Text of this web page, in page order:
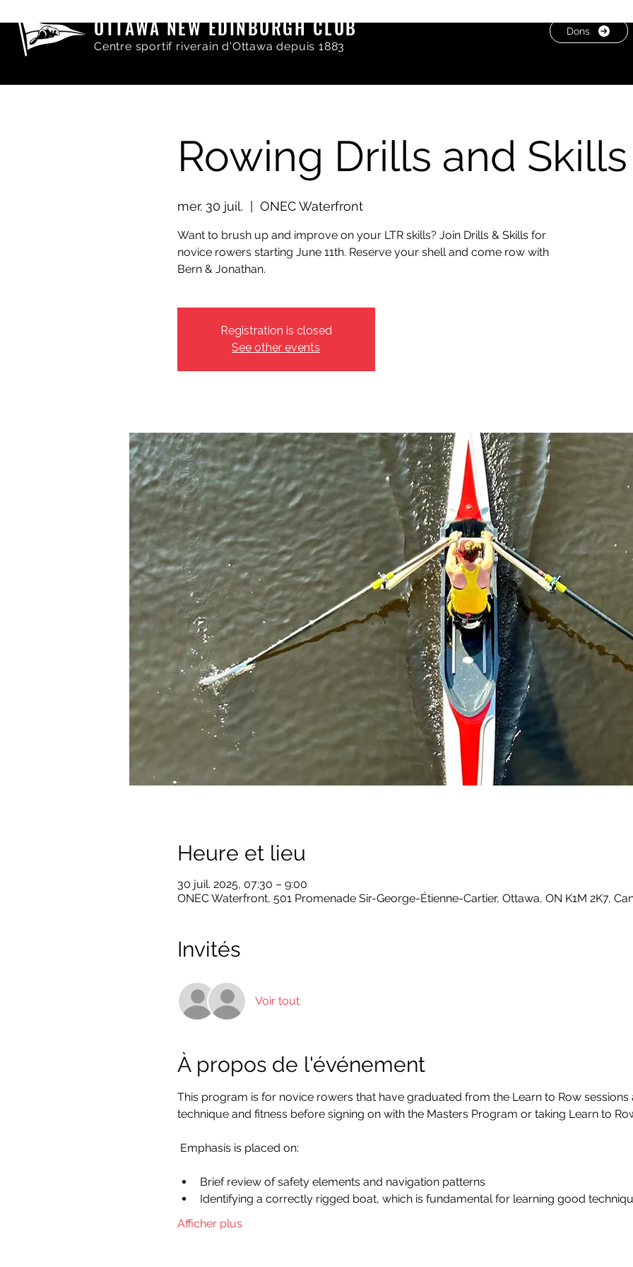
OTTAWA NEW EDINBURGH CLUB
Centre sportif riverain d'Ottawa depuis 1883
Dons
Rowing Drills and Skills
mer. 30 juil.
  |
ONEC Waterfront
Want to brush up and improve on your LTR skills? Join Drills & Skills for
novice rowers starting June 11th. Reserve your shell and come row with
Bern & Jonathan.
Registration is closed
See other events
Heure et lieu
30 juil. 2025, 07:30 – 9:00
ONEC Waterfront, 501 Promenade Sir-George-Étienne-Cartier, Ottawa, ON K1M 2K7,
Invités
Voir tout
À propos de l'événement
This program is for novice rowers that have graduated from the Learn to Row
technique and fitness before signing on with the Masters Program or taking Learn to
Emphasis is placed on:
Brief review of safety elements and navigation patterns
Identifying a correctly rigged boat, which is fundamental for learning good
Afficher plus